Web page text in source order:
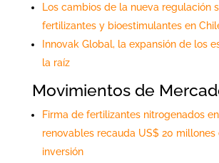
Los cambios de la nueva regulación
fertilizantes y bioestimulantes en
Innovak Global, la expansión de los
la raíz
Movimientos de
Firma de fertilizantes nitrogenados
renovables recauda US$ 20 millones
inversión